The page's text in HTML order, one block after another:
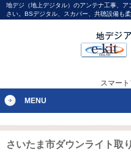
地デジ（地上デジタル）のアンテナ工事、
さい。BSデジタル、スカパー、共聴設備も
スマー
MENU
さいたま市ダウンライト取